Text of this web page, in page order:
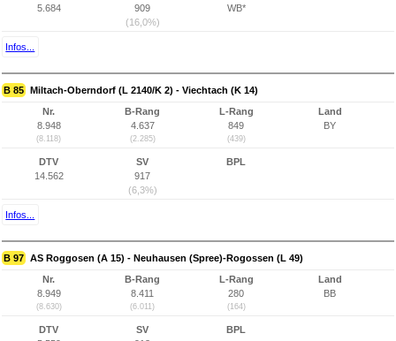
5.684
909
(16,0%)
WB*
Infos...
B 85 Miltach-Oberndorf (L 2140/K 2) - Viechtach (K 14)
Nr.
8.948
(8.118)
B-Rang
4.637
(2.285)
L-Rang
849
(439)
Land
BY
DTV
14.562
SV
917
(6,3%)
BPL
Infos...
B 97 AS Roggosen (A 15) - Neuhausen (Spree)-Rogossen (L 49)
Nr.
8.949
(8.630)
B-Rang
8.411
(6.011)
L-Rang
280
(164)
Land
BB
DTV
SV
BPL